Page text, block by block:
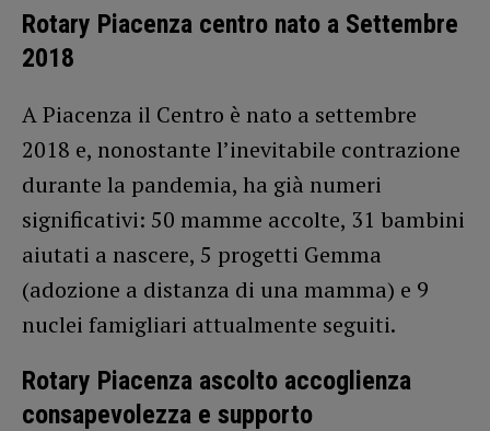
Rotary Piacenza centro nato a Settembre
2018
A Piacenza il Centro è nato a settembre
2018 e, nonostante l’inevitabile contrazione
durante la pandemia, ha già numeri
significativi: 50 mamme accolte, 31 bambini
aiutati a nascere, 5 progetti Gemma
(adozione a distanza di una mamma) e 9
nuclei famigliari attualmente seguiti.
Rotary Piacenza ascolto accoglienza
consapevolezza e supporto